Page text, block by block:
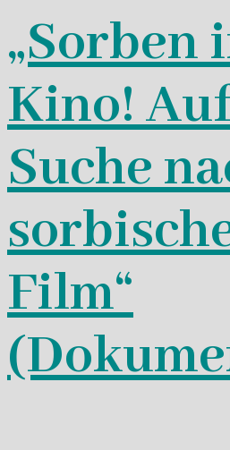
„Sorben
Kino!
Suche
Film“